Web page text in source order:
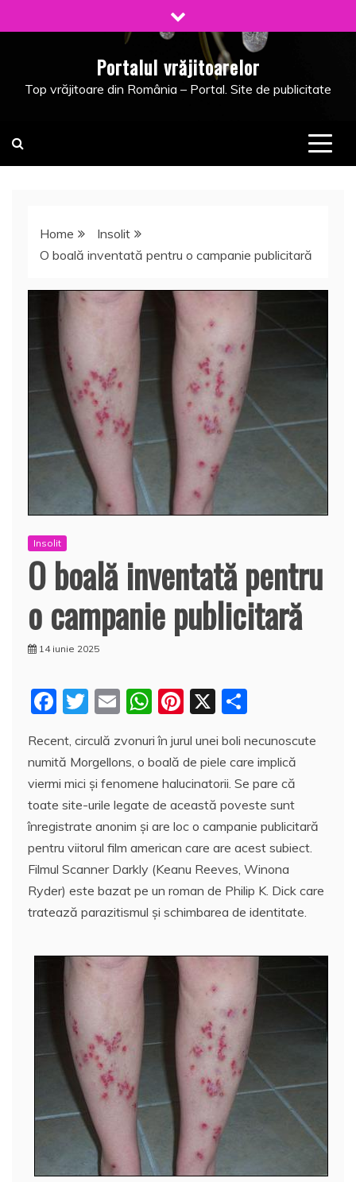
to
Portalul vrăjitoarelor
Top vrăjitoare din România – Portal. Site de publicitate
Home
Insolit
O boală inventată pentru o campanie publicitară
Insolit
O boală inventată pentru
o campanie publicitară
14 iunie 2025
F
c
e
b
o
o
k
T
w
itt
er
E
ai
l
W
h
at
s
A
p
p
Pi
er
e
st
X
rt
aj
e
a
z
ă
Recent, circulă zvonuri în jurul unei boli necunoscute
numită Morgellons, o boală de piele care implică
viermi mici şi fenomene halucinatorii. Se pare că
toate site-urile legate de această poveste sunt
înregistrate anonim şi are loc o campanie publicitară
pentru viitorul film american care are acest subiect.
Filmul Scanner Darkly (Keanu Reeves, Winona
Ryder) este bazat pe un roman de Philip K. Dick care
tratează parazitismul şi schimbarea de identitate.